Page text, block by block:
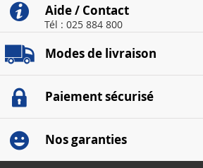
Aide / Contact
Tél : 025 884 800
Modes de livraison
Paiement sécurisé
Nos garanties